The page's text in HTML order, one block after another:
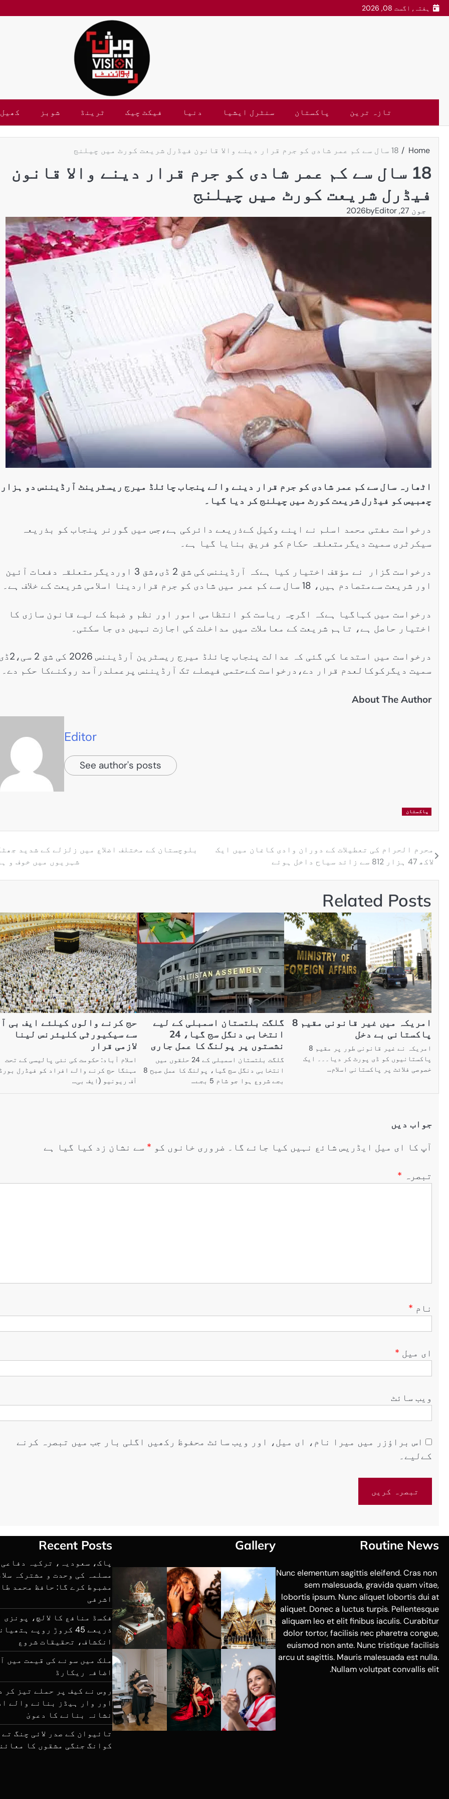
ہفتہ, اگست 08, 2026
تازہ ترین پاکستان سنٹرل ایشیا دنیا فیکٹ چیک ٹرینڈ شوبز کھیل
Home 18 سال سے کم عمر شادی کو جرم قرار دینے والا قانون فیڈرل شریعت کورٹ میں چیلنج
18 سال سے کم عمر شادی کو جرم قرار دینے والا قانون
فیڈرل شریعت کورٹ میں چیلنج
جون 27, 2026 byEditor
اٹھارہ سال سے کم عمر شادی کو جرم قرار دینے والے پنجاب چائلڈ میرج ریسٹرینٹ آرڈیننس دو ہزار
چھبیس کو فیڈرل شریعت کورٹ میں چیلنج کر دیا گیا۔
درخواست مفتی محمد اسلم نے اپنے وکیل کےذریعے دائرکی ہے،جس میں گورنر پنجاب کو بذریعہ
سیکرٹری سمیت دیگرمتعلقہ حکام کو فریق بنایا گیا ہے۔
درخواست گزار نے مؤقف اختیار کیا ہےکہ آرڈیننس کی شق 2 ڈی،شق 3 اوردیگرمتعلقہ دفعات آئین
اور شریعت سےمتصادم ہیں، 18 سال سے کم عمر میں شادی کو جرم قراردینا اسلامی شریعت کے خلاف ہے۔
درخواست میں کہاگیا ہےکہ اگرچہ ریاست کو انتظامی امور اور نظم و ضبط کے لیے قانون سازی کا
اختیار حاصل ہے، تاہم شریعت کے معاملات میں مداخلت کی اجازت نہیں دی جا سکتی۔
درخواست میں استدعا کی گئی کہ عدالت پنجاب چائلڈ میرج ریسٹرین آرڈیننس 2026 کی شق 2 سی،2ڈی
سمیت دیگرکوکالعدم قرار دے،درخواست کےحتمی فیصلے تک آرڈیننس پرعملدرآمد روکنےکا حکم دے۔
About The Author
Editor
See author's posts
پاکستان
محرم الحرام کی تعطیلات کے دوران وادی کاغان میں ایک
لاکھ 47 ہزار 812 سے زائد سیاح داخل ہوئے
بلوچستان کے مختلف اضلاع میں زلزلے کے شدید
شہریوں میں خوف و
Related Posts
امریکہ میں غیر قانونی مقیم 8
پاکستانی بے دخل
امریکہ نے غیر قانونی طور پر مقیم 8
پاکستانیوں کو ڈی پورٹ کر دیا۔۔۔ ایک
خصوصی فلائٹ پر پاکستانی اسلام…
گلگت بلتستان اسمبلی کے لیے
انتخابی دنگل سج گیا، 24
نشستوں پر پولنگ کا عمل جاری
گلگت بلتستان اسمبلی کے 24 حلقوں میں
انتخابی دنگل سج گیا، پولنگ کا عمل صبح 8
بجے شروع ہوا جو شام 5 بجے…
حج کرنے والوں کیلئے ایف بی
سے سیکیورٹی کلیئرنس لینا
لازمی قرار
اسلام آباد: حکومت کی نئی پالیسی کے تحت
مہنگا حج کرنے والے افراد کو فیڈرل بورڈ
آف ریونیو (ایف بی…
جواب دیں
آپ کا ای میل ایڈریس شائع نہیں کیا جائے گا۔ ضروری خانوں کو * سے نشان زد کیا گیا ہے
تبصرہ *
نام *
ای میل *
ویب‌ سائٹ
اس براؤزر میں میرا نام، ای میل، اور ویب سائٹ محفوظ رکھیں اگلی بار جب میں تبصرہ کرنے
کےلیے۔
پاکستان تاجکستان
ٹرانزٹ اور علاقائی روابط
بڑھانے پر اتفاق
Editor اپریل 29, 2026
سنٹرل ایشیا
اورتاجکستان کے درمیان
تجارت،سرمایہ کاری
اورعلاقائی روابط بڑھانے
اتفاق
Editor جولائی 25, 2026
Routine News
Nunc elementum sagittis eleifend. Cras non
sem malesuada, gravida quam vitae,
lobortis ipsum. Nunc aliquet lobortis dui at
aliquet. Donec a luctus turpis. Pellentesque
aliquam leo et elit finibus iaculis. Curabitur
dolor tortor, facilisis nec pharetra congue,
euismod non ante. Nunc tristique facilisis
arcu ut sagittis. Mauris malesuada est nulla.
Nullam volutpat convallis elit.
Gallery
Recent Posts
پاک، سعودیہ، ترکیہ
مسلمہ کی وحدت و مشترکہ
مضبوط کرے گا: حافظ محمد
اشرفی
فکسڈ منافع کا لالچ، پونزی
ذریعے 45 کروڑ روپے
انکشاف، تحقیقات شروع
ملک میں سونے کی قیمت میں
اضافہ ریکارڈ
روس نے کیف پر حملے تیز کر
اور وار ہیڈز بنانے والے
نشانہ بنانے کا دعویٰ
تائیوان کے صدر لائی چنگ
کوانگ جنگی مشقوں کا